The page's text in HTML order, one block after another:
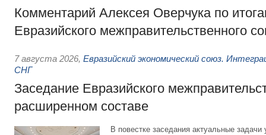
Комментарий Алексея Оверчука по
Евразийского межправительственного
7 августа 2026, Евразийский экономический союз.
СНГ
Заседание Евразийского
расширенном составе
В повестке заседания актуальные задачи